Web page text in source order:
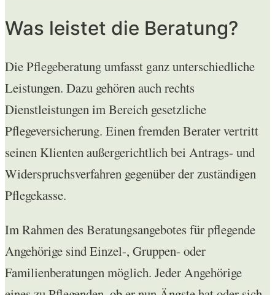
Was leistet die Beratung?
Die Pflegeberatung umfasst ganz unterschiedliche
Leistungen. Dazu gehören auch rechts
Dienstleistungen im Bereich gesetzliche
Pflegeversicherung. Einen fremden Berater vertritt
seinen Klienten außergerichtlich bei Antrags- und
Widerspruchsverfahren gegenüber der zuständigen
Pflegekasse.
Im Rahmen des Beratungsangebotes für pflegende
Angehörige sind Einzel-, Gruppen- oder
Familienberatungen möglich. Jeder Angehörige